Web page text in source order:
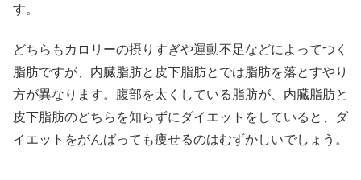
す。
どちらもカロリーの摂りすぎや運動不足などによってつく
脂肪ですが、内臓脂肪と皮下脂肪とでは脂肪を落とすやり
方が異なります。腹部を太くしている脂肪が、内臓脂肪と
皮下脂肪のどちらを知らずにダイエットをしていると、ダ
イエットをがんばっても痩せるのはむずかしいでしょう。